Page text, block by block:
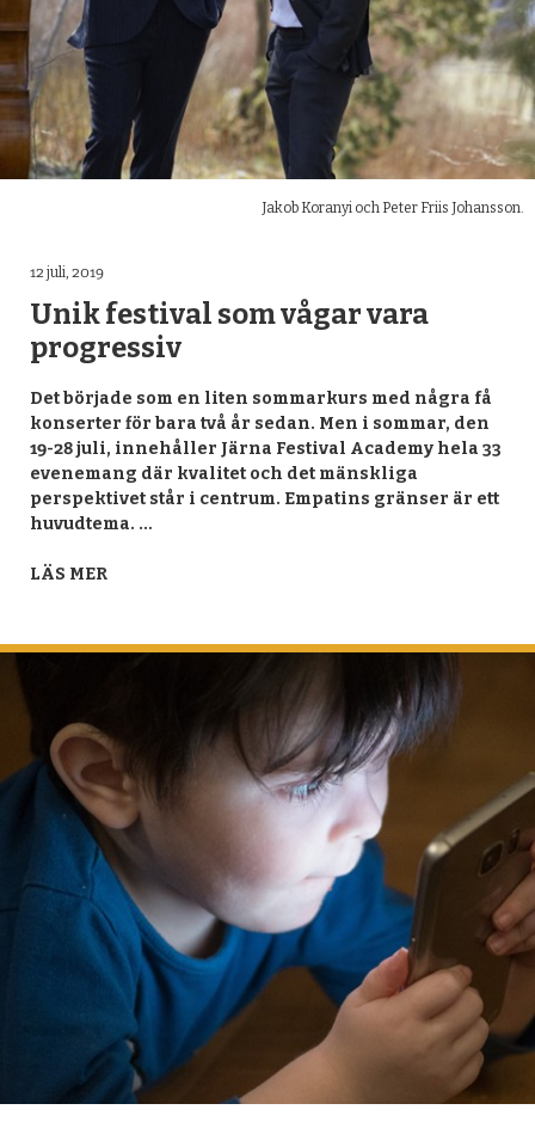
Jakob Koranyi och Peter Friis Johansson.
12 juli, 2019
Unik festival som vågar vara
progressiv
Det började som en liten sommarkurs med några få
konserter för bara två år sedan. Men i sommar, den
19-28 juli, innehåller Järna Festival Academy hela 33
evenemang där kvalitet och det mänskliga
perspektivet står i centrum. Empatins gränser är ett
huvudtema. …
LÄS MER